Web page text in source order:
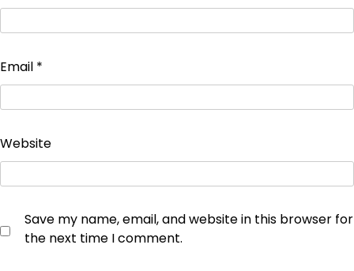
Email *
Website
Save my name, email, and website in this browser for
the next time I comment.